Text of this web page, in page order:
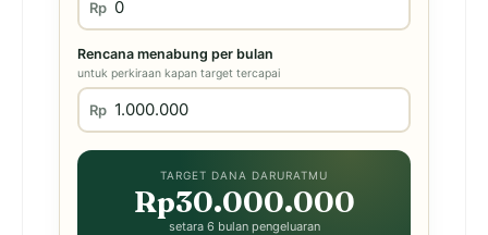
Rp
Rencana menabung per bulan
untuk perkiraan kapan target tercapai
Rp
TARGET DANA DARURATMU
Rp30.000.000
setara 6 bulan pengeluaran